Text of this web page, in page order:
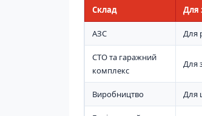
Склад Для
АЗС Для
СТО та гаражний
комплекс
Для
Виробництво Для